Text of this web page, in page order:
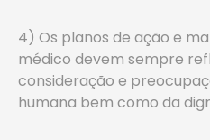
4) Os planos de ação e
médico devem sempre
consideração e
humana bem como da